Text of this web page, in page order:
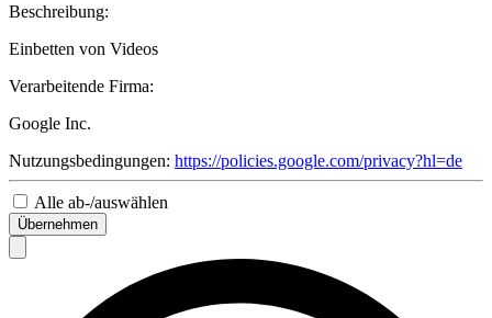
Beschreibung:
Einbetten von Videos
Verarbeitende Firma:
Google Inc.
Nutzungsbedingungen: https://policies.google.com/privacy?hl=de
Alle ab-/auswählen
Übernehmen